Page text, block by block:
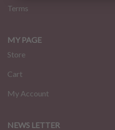
Terms
MY PAGE
Store
Cart
My Account
NEWS LETTER